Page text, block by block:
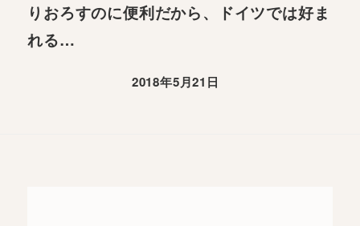
りおろすのに便利だから、ドイツでは好ま
れる…
2018年5月21日